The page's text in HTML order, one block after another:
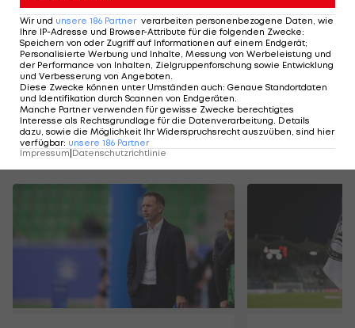
SLIDESHOW
STARTEN
Mehr zum Thema
Wir und unsere 186 Partner verarbeiten personenbezogene Daten, wie
Ihre IP-Adresse und Browser-Attribute für die folgenden Zwecke:
Speichern von oder Zugriff auf Informationen auf einem Endgerät;
Personalisierte Werbung und Inhalte, Messung von Werbeleistung und
der Performance von Inhalten, Zielgruppenforschung sowie Entwicklung
und Verbesserung von Angeboten
Diese Zwecke können unter Umständen auch: Genaue Standortdaten
und Identifikation durch Scannen von Endgeräten
Manche Partner verwenden für gewisse Zwecke berechtigtes
Interesse als Rechtsgrundlage für die Datenverarbeitung. Details
dazu, sowie die Möglichkeit Ihr Widerspruchsrecht auszuüben, sind hier
verfügbar: unsere 186 Partner
Impressum|Datenschutzrichtlinie